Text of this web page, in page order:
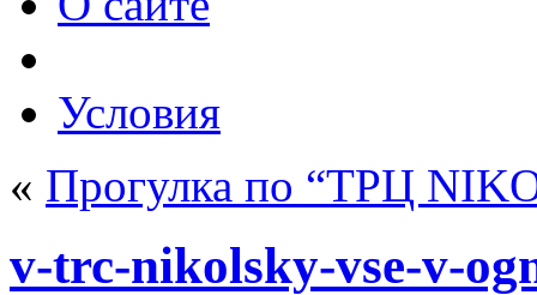
Условия
« Прогулка по “ТРЦ
v-trc-nikolsky-vse-v-